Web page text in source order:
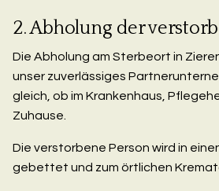
2. Abholung der
Die Abholung am Sterbeort in
unser zuverlässiges
gleich, ob im Krankenhaus,
Zuhause.
Die verstorbene Person wird in
gebettet und zum örtlichen